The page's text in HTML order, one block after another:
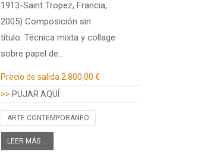
1913-Saint Tropez, Francia,
2005) Composición sin
título. Técnica mixta y collage
sobre papel de…
Precio de salida 2.800,00 €
>> PUJAR AQUÍ
ARTE CONTEMPORANEO
LEER MÁS ...